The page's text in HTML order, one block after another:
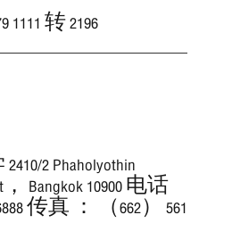
转 2196
2 Phaholyothin
， Bangkok 10900 电话
传真 ： （662） 561